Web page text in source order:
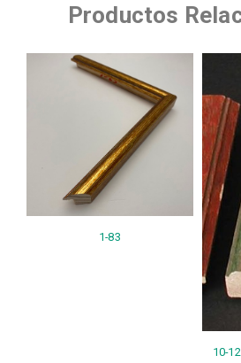
Productos
1-83
10-